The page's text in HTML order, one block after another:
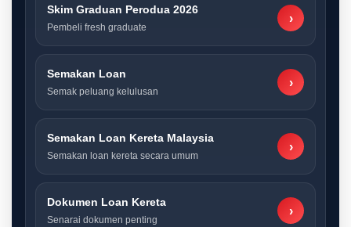
Skim Graduan Perodua 2026
Pembeli fresh graduate
›
Semakan Loan
Semak peluang kelulusan
›
Semakan Loan Kereta Malaysia
Semakan loan kereta secara umum
›
Dokumen Loan Kereta
Senarai dokumen penting
›